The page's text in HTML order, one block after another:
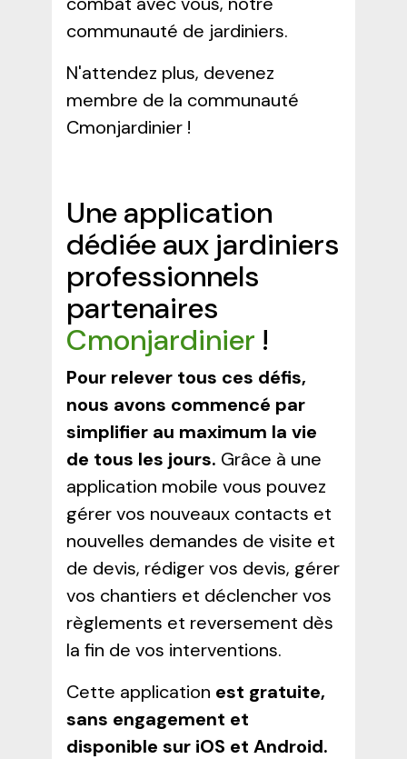
communauté de jardiniers.
N'attendez plus, devenez
membre de la communauté
Cmonjardinier !
Une application
dédiée aux jardiniers
professionnels
partenaires
Cmonjardinier !
Pour relever tous ces défis,
nous avons commencé par
simplifier au maximum la vie
de tous les jours. Grâce à une
application mobile vous pouvez
gérer vos nouveaux contacts et
nouvelles demandes de visite et
de devis, rédiger vos devis, gérer
vos chantiers et déclencher vos
règlements et reversement dès
la fin de vos interventions.
Cette application est gratuite,
sans engagement et
disponible sur iOS et Android.